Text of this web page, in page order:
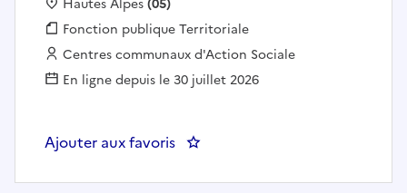
Fonction publique :
Fonction publique Territoriale
Employeur :
Centres communaux d'Action Sociale
En ligne depuis le 30 juillet 2026
Ajouter aux favoris : Aide à domicile / auxiliaire de